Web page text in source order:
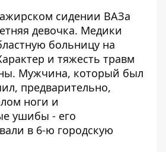
сидении ВАЗа
девочка. Медики
больницу на
и тяжесть травм
Мужчина, который был
предварительно,
ноги и
ушибы - его
в 6-ю городскую